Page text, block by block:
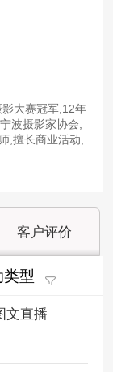
大赛冠军,12年
波摄影家协会,
,擅长商业活动,
客户评价
类型
文直播